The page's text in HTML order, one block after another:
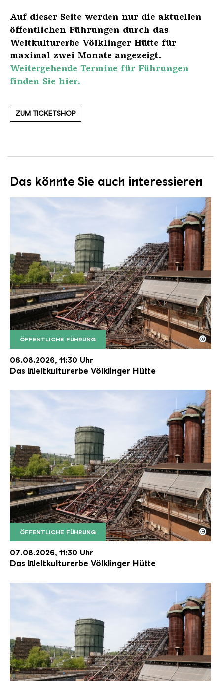
Auf dieser Seite werden nur die aktuellen
öffentlichen Führungen durch das
Weltkulturerbe Völklinger Hütte für
maximal zwei Monate angezeigt.
Weitergehende Termine für Führungen
finden Sie hier.
ZUM TICKETSHOP
Das könnte Sie auch interessieren
ÖFFENTLICHE FÜHRUNG
Der Erzschrägaufzug der Völklinger Hütte mit
Copyright: Weltkulturerbe Völklinger Hütte | Karl
©
06.08.2026, 11:30 Uhr
Das Weltkulturerbe Völklinger Hütte
ÖFFENTLICHE FÜHRUNG
Der Erzschrägaufzug der Völklinger Hütte mit
Copyright: Weltkulturerbe Völklinger Hütte | Karl
©
07.08.2026, 11:30 Uhr
Das Weltkulturerbe Völklinger Hütte